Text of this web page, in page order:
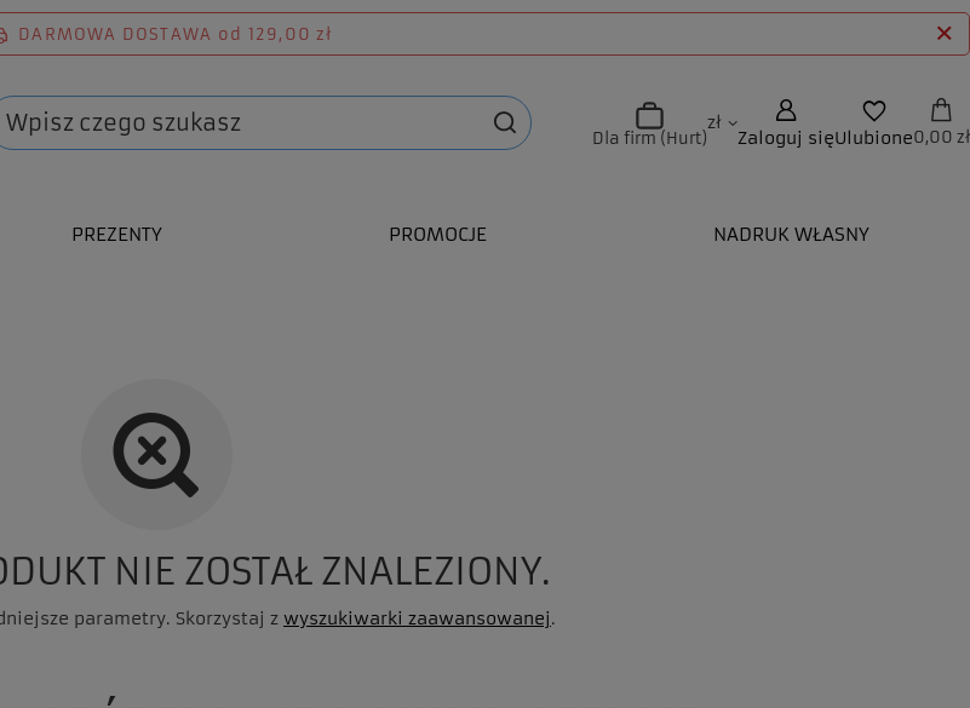
DARMOWA DOSTAWA od 129,00 zł
Dla firm (Hurt)
zł
Zaloguj sięUlubione0,00 zł
PREZENTY PROMOCJE NADRUK WŁASNY
NIE ZOSTAŁ ZNALEZIONY.
parametry. Skorzystaj z wyszukiwarki zaawansowanej.